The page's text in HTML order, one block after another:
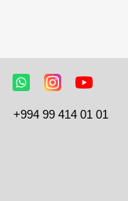
+994 99 414 01 01